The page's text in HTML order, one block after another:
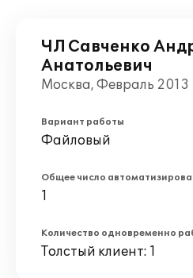
ЧЛ Савченко
Анатольевич
Москва, Февраль 2013
Вариант работы
Файловый
Общее число
1
Количество одновременно
Толстый клиент: 1